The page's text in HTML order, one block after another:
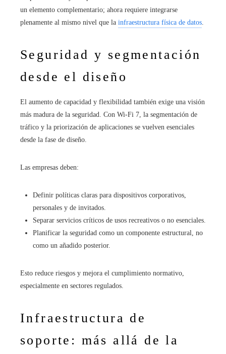
un elemento complementario; ahora requiere integrarse
plenamente al mismo nivel que la infraestructura física de datos
Seguridad y segmentación
desde el diseño
El aumento de capacidad y flexibilidad también exige una visión
más madura de la seguridad. Con Wi‑Fi 7, la segmentación de
tráfico y la priorización de aplicaciones se vuelven esenciales
desde la fase de diseño.
Las empresas deben:
Definir políticas claras para dispositivos corporativos,
personales y de invitados.
Separar servicios críticos de usos recreativos o no esenciales.
Planificar la seguridad como un componente estructural, no
como un añadido posterior.
Esto reduce riesgos y mejora el cumplimiento normativo,
especialmente en sectores regulados.
Infraestructura de
soporte: más allá de la